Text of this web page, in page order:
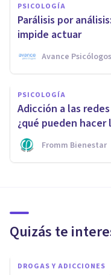
PSICOLOGÍA
Parálisis por
impide actuar
Avance Psicólogos
PSICOLOGÍA
Adicción a las
¿qué pueden hacer
Fromm Bienestar
Quizás te
DROGAS Y ADICCIONES